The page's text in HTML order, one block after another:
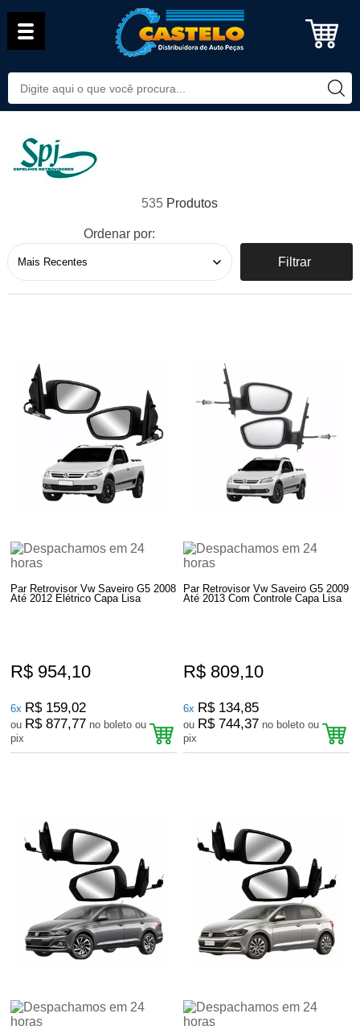
535
Ordenar por:
Filtrar
Par Retrovisor Vw Saveiro G5 2008
Até 2012 Elétrico Capa Lisa
R$ 954,10
6x R$ 159,02
ou R$ 877,77 no boleto ou
pix
Par Retrovisor Vw Saveiro G5 2009
Até 2013 Com Controle Capa Lisa
R$ 809,10
6x R$ 134,85
ou R$ 744,37 no boleto ou
pix